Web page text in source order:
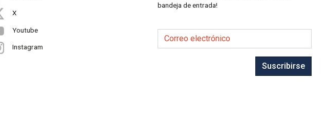
X
Youtube
Instagram
bandeja de entrada!
Correo electrónico
Suscribirse